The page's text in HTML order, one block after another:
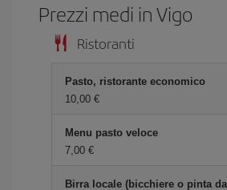
Prezzi medi in Vigo
Ristoranti
Pasto, ristorante economico
10,00 €
Menu pasto veloce
7,00 €
Birra locale (bicchiere o pinta